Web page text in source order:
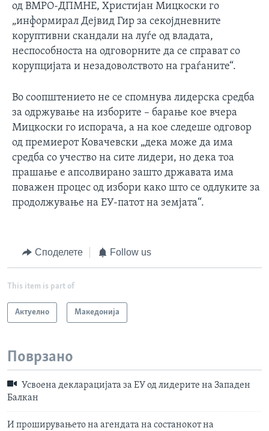
од ВМРО-ДПМНЕ, Христијан Мицкоски го
„информирал Дејвид Гир за секојдневните
коруптивни скандали на луѓе од владата,
неспособноста на одговорните да се справат со
корупцијата и незадоволството на граѓаните“.
Во соопштението не се спомнува лидерска средба
за одржување на изборите – барање кое вчера
Мицкоски го испорача, а на кое следеше одговор
од премиерот Ковачевски „дека може да има
средба со учество на сите лидери, но дека тоа
прашање е апсолвирано зашто државата има
поважен процес од избори како што се одлуките за
продолжување на ЕУ-патот на земјата“.
Споделете Follow us
This item is part of
Актуелно Македонија
Поврзано
Усвоена декларацијата за ЕУ од лидерите на Западен
Балкан
И проширувањето на агендата на состанокот на